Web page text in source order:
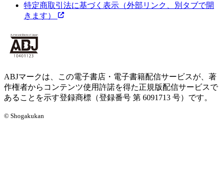
特定商取引法に基づく表示 （外部リンク、別タブで開
きます）
ABJマークは、この電子書店・電子書籍配信サービスが、著
作権者からコンテンツ使用許諾を得た正規版配信サービスで
あることを示す登録商標（登録番号 第 6091713 号）です。
© Shogakukan